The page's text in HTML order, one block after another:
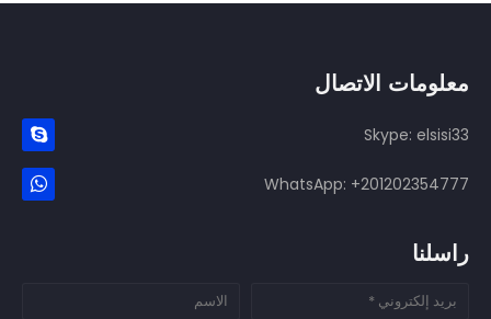
معلومات الاتصال
Skype: elsisi33
WhatsApp: +201202354777
راسلنا